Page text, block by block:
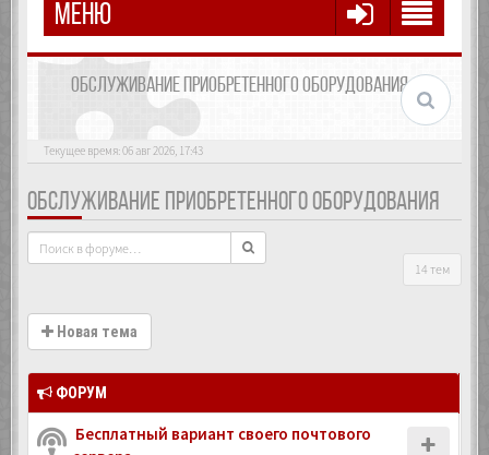
МЕНЮ
ОБСЛУЖИВАНИЕ ПРИОБРЕТЕННОГО ОБОРУДОВАНИЯ
Текущее время: 06 авг 2026, 17:43
ОБСЛУЖИВАНИЕ ПРИОБРЕТЕННОГО ОБОРУДОВАНИЯ
14 тем
Новая тема
ФОРУМ
Бесплатный вариант своего почтового